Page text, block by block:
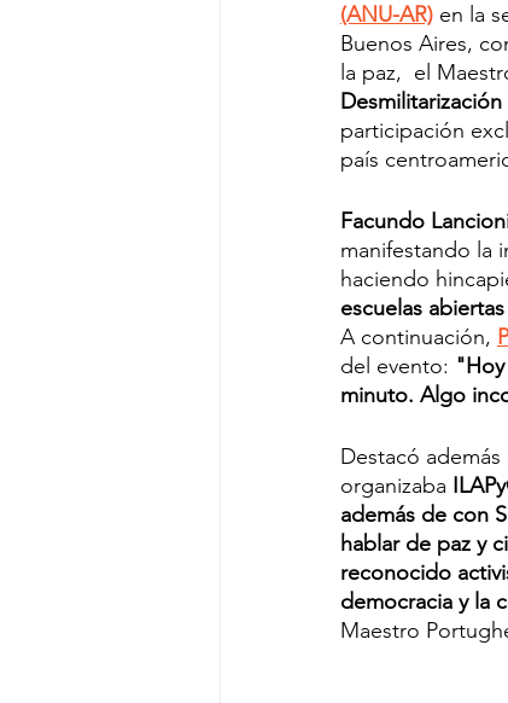
(ANU-AR) en la
Buenos Aires,
la paz,  el
participación
país
Facundo
manifestando la
haciendo
escuelas
A continuación,
del evento:
minuto. Algo
Destacó
organizaba
además de con
hablar de paz y
reconocido
democracia y la
Maestro